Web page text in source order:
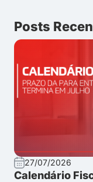
Posts
27/07/2026
Calendário